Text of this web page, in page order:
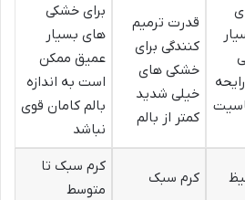
قدرت ترمیم
کنندگی برای
خشکی های
خیلی شدید
کمتر از بالم
برای خشکی
های بسیار
عمیق ممکن
است به اندازه
بالم کامان قوی
نباشد
کرم سبک
کرم سبک تا
متوسط